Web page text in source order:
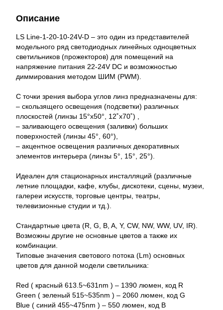
Описание
LS Line-1-20-10-24V-D – это один из представителей
модельного ряд светодиодных линейных одноцветных
светильников (прожекторов) для помещений на
напряжение питания 22-24V DC и возможностью
диммирования методом ШИМ (PWM).
С точки зрения выбора углов линз предназначены для:
– скользящего освещения (подсветки) различных
плоскостей (линзы 15°x50°, 12˚x70˚) ,
– заливающего освещения (заливки) больших
поверхностей (линзы 45°, 60°),
– акцентное освещения различных декоративных
элементов интерьера (линзы 5°, 15°, 25°).
Идеален для стационарных инсталляций (различные
летние площадки, кафе, клубы, дискотеки, сцены, музеи,
галереи искусств, торговые центры, театры,
телевизионные студии и тд.).
Стандартные цвета (R, G, B, A, Y, CW, NW, WW, UV, IR).
Возможны другие не основные цветов а также их
комбинации.
Типовые значения светового потока (Lm) основных
цветов для данной модели светильника:
Red ( красный 613.5~631nm ) – 1390 люмен, код R
Green ( зеленый 515~535nm ) – 2060 люмен, код G
Blue ( синий 455~475nm ) – 550 люмен, код B